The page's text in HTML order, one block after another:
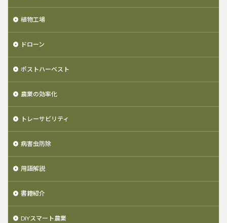
植物工場
ドローン
ポストハーベスト
農業の効率化
トレーサビリティ
病害虫防除
用語解説
書籍紹介
DIYスマート農業